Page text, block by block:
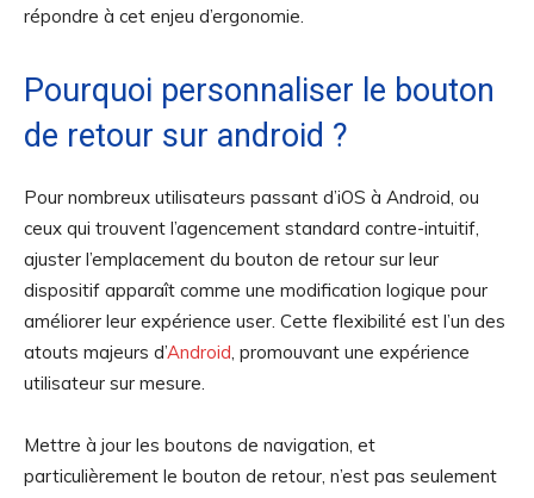
répondre à cet enjeu d’ergonomie.
Pourquoi personnaliser le bouton
de retour sur android ?
Pour nombreux utilisateurs passant d’iOS à Android, ou
ceux qui trouvent l’agencement standard contre-intuitif,
ajuster l’emplacement du bouton de retour sur leur
dispositif apparaît comme une modification logique pour
améliorer leur expérience user. Cette flexibilité est l’un des
atouts majeurs d’Android , promouvant une expérience
utilisateur sur mesure.
Mettre à jour les boutons de navigation, et
particulièrement le bouton de retour, n’est pas seulement